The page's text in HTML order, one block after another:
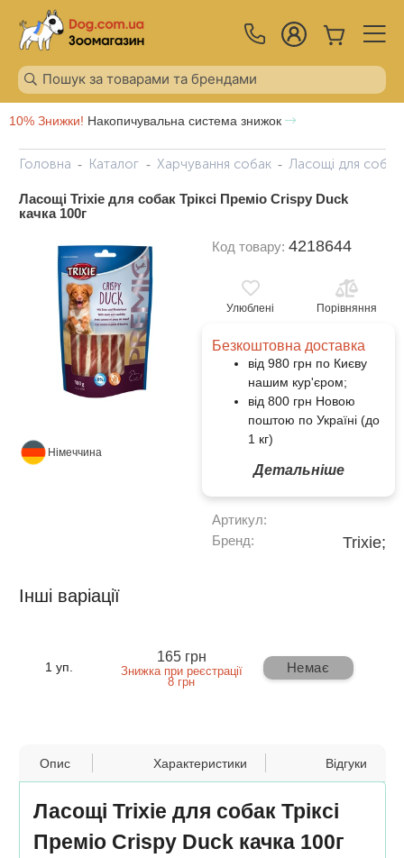
10% Знижки! Накопичувальна система знижок
Головна Каталог Харчування собак Ласощі для собак
Ласощі Trixie для собак Тріксі Преміо Crispy Duck
качка 100г
Німеччина
Код товару: 4218644
Улюблені Порівняння
Безкоштовна доставка
від 980 грн по Києву
нашим кур'єром;
від 800 грн Новою
поштою по Україні (до
1 кг)
Детальніше
Артикул:
Бренд:
Trixie;
Інші варіації
1 уп.
165 грн
Знижка при реєстрації
8 грн
Немає
Опис Характеристики Відгуки
Ласощі Trixie для собак Тріксі
Преміо Crispy Duck качка 100г